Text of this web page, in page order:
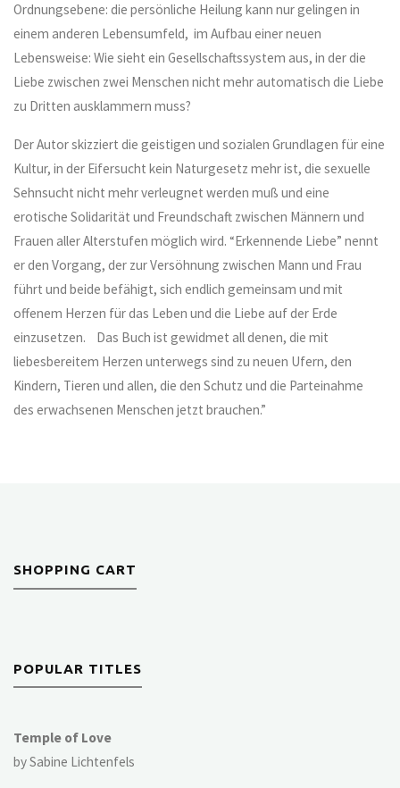
Ordnungsebene: die persönliche Heilung kann nur gelingen in
einem anderen Lebensumfeld, im Aufbau einer neuen
Lebensweise: Wie sieht ein Gesellschaftssystem aus, in der die
Liebe zwischen zwei Menschen nicht mehr automatisch die Liebe
zu Dritten ausklammern muss?
Der Autor skizziert die geistigen und sozialen Grundlagen für eine
Kultur, in der Eifersucht kein Naturgesetz mehr ist, die sexuelle
Sehnsucht nicht mehr verleugnet werden muß und eine
erotische Solidarität und Freundschaft zwischen Männern und
Frauen aller Alterstufen möglich wird. “Erkennende Liebe” nennt
er den Vorgang, der zur Versöhnung zwischen Mann und Frau
führt und beide befähigt, sich endlich gemeinsam und mit
offenem Herzen für das Leben und die Liebe auf der Erde
einzusetzen. Das Buch ist gewidmet all denen, die mit
liebesbereitem Herzen unterwegs sind zu neuen Ufern, den
Kindern, Tieren und allen, die den Schutz und die Parteinahme
des erwachsenen Menschen jetzt brauchen.”
SHOPPING CART
POPULAR TITLES
Temple of Love
by Sabine Lichtenfels